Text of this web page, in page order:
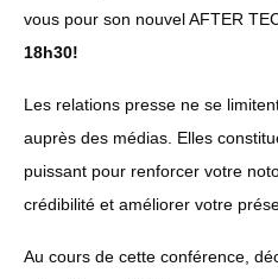
vous pour son nouvel AFTER
18h30!
Les relations presse ne se
auprès des médias. Elles
puissant pour renforcer votre
crédibilité et améliorer votre
Au cours de cette conférence,